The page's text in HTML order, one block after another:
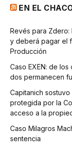
EN EL
Revés para
y deberá pagar el
Producción
Caso EXEN: de
dos permanecen
Capitanich
protegida por la
acceso a la
Caso Milagros
sentencia